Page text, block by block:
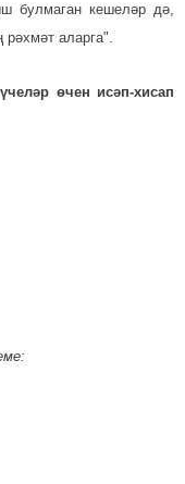
булмаган кеше­ләр дә,
аларга".
өчен исәп-хисап